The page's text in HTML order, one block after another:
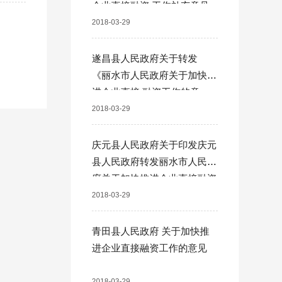
企业直接融资 工作补充意见
的通知
2018-03-29
遂昌县人民政府关于转发
《丽水市人民政府关于加快推
进企业直接 融资工作的意
见》的通知 ？
2018-03-29
庆元县人民政府关于印发庆元
县人民政府转发丽水市人民政
府关于加快推进企业直接融资
工作的意见的补充意见
2018-03-29
青田县人民政府 关于加快推
进企业直接融资工作的意见